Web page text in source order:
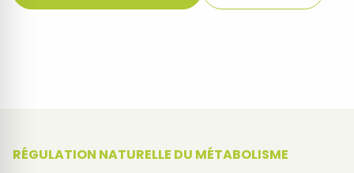
RÉGULATION NATURELLE DU MÉTABOLISME